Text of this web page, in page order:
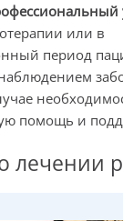
или в
период
помощь и
лечении